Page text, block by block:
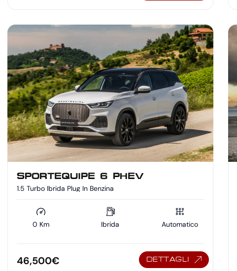
SPORTEQUIPE 6 PHEV
1.5 Turbo Ibrida Plug In Benzina
0 Km Ibrida Automatico
46,500€ DETTAGLI